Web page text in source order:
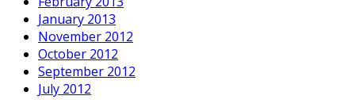
January 2013
November 2012
October 2012
September 2012
July 2012